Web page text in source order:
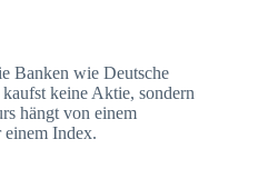
Banken wie Deutsche
keine Aktie, sondern
hängt von einem
Index.